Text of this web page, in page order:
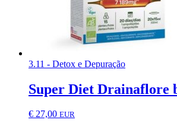
3.11 - Detox e Depuração
Super Diet Drainaflore
€ 27,00 EUR